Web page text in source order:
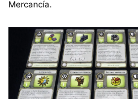
Mercancía.